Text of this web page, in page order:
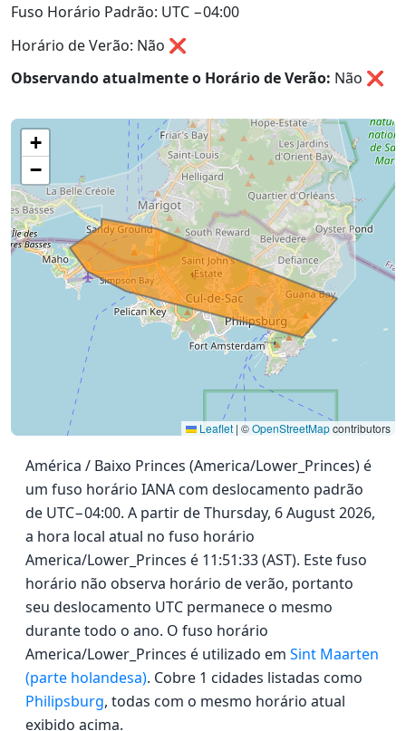
Fuso Horário Padrão: UTC −04:00
Horário de Verão: Não ❌
Observando atualmente o Horário de Verão: Não ❌
+
−
Leaflet | ©OpenStreetMapcontributors
América / Baixo Princes (America/Lower_Princes) é
um fuso horário IANA com deslocamento padrão
de UTC−04:00. A partir de Thursday, 6 August 2026,
a hora local atual no fuso horário
America/Lower_Princes é 11:51:33 (AST). Este fuso
horário não observa horário de verão, portanto
seu deslocamento UTC permanece o mesmo
durante todo o ano. O fuso horário
America/Lower_Princes é utilizado em Sint Maarten
(parte holandesa). Cobre 1 cidades listadas como
Philipsburg, todas com o mesmo horário atual
exibido acima.